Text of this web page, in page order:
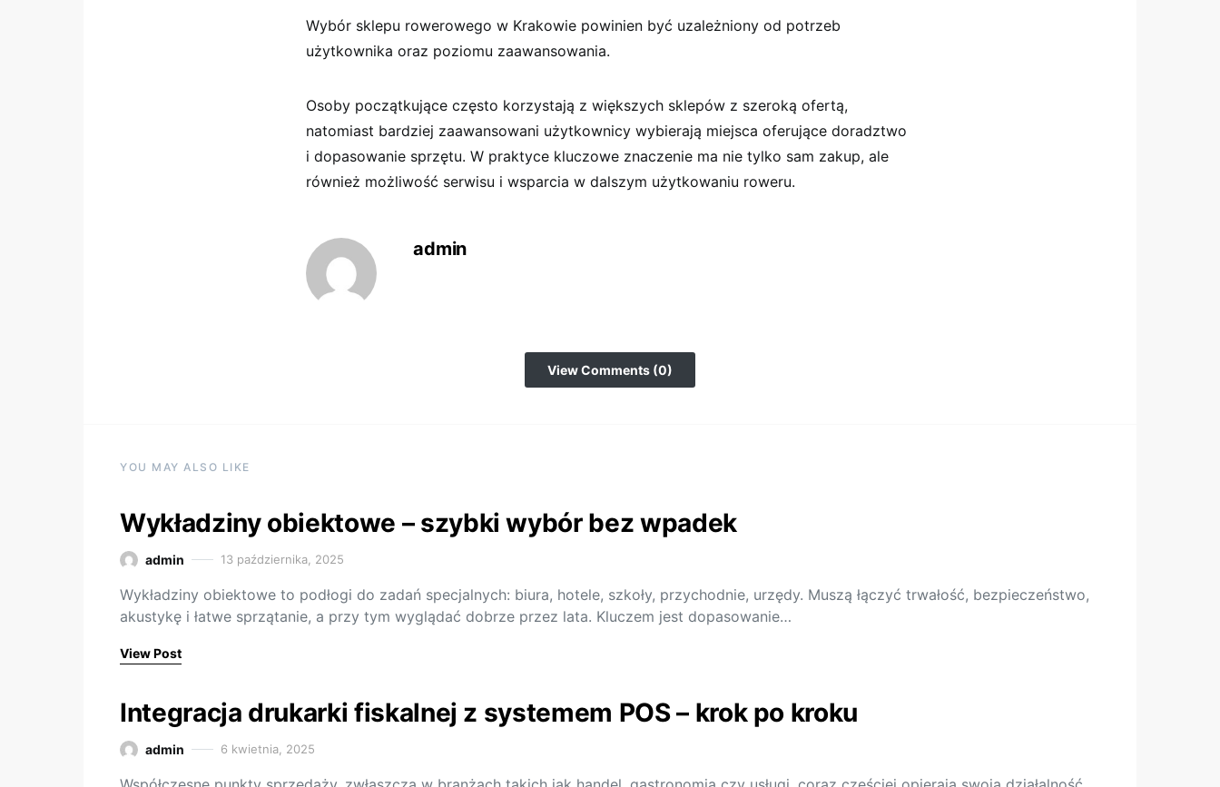
Wybór sklepu rowerowego w Krakowie powinien być uzależniony od potrzeb
użytkownika oraz poziomu zaawansowania.
Osoby początkujące często korzystają z większych sklepów z szeroką ofertą,
natomiast bardziej zaawansowani użytkownicy wybierają miejsca oferujące doradztwo
i dopasowanie sprzętu. W praktyce kluczowe znaczenie ma nie tylko sam zakup, ale
również możliwość serwisu i wsparcia w dalszym użytkowaniu roweru.
admin
View Comments (0)
YOU MAY ALSO LIKE
Wykładziny obiektowe – szybki wybór bez wpadek
admin 13 października, 2025
Wykładziny obiektowe to podłogi do zadań specjalnych: biura, hotele, szkoły, przychodnie, urzędy. Muszą łączyć trwałość, bezpieczeństwo,
akustykę i łatwe sprzątanie, a przy tym wyglądać dobrze przez lata. Kluczem jest dopasowanie…
View Post
Integracja drukarki fiskalnej z systemem POS – krok po kroku
admin 6 kwietnia, 2025